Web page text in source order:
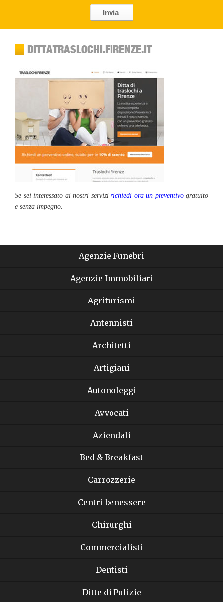
Invia
DITTATRASLOCHI.FIRENZE.IT
Se sei interessato ai nostri servizi richiedi ora un preventivogratuito
e senza impegno.
Agenzie Funebri
Agenzie Immobiliari
Agriturismi
Antennisti
Architetti
Artigiani
Autonoleggi
Avvocati
Aziendali
Bed & Breakfast
Carrozzerie
Centri benessere
Chirurghi
Commercialisti
Dentisti
Ditte di Pulizie